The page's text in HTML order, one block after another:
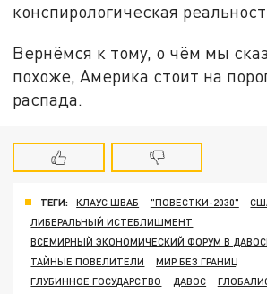
конспирологическая
Вернёмся к тому, о чём мы
похоже, Америка стоит на
распада.
ТЕГИ: КЛАУС ШВАБ "ПОВЕСТКИ-2030"
ЛИБЕРАЛЬНЫЙ ИСТЕБЛИШМЕНТ
ВСЕМИРНЫЙ ЭКОНОМИЧЕСКИЙ ФОРУМ В
ТАЙНЫЕ ПОВЕЛИТЕЛИ
МИР БЕЗ ГРАНИЦ
ГЛУБИННОЕ ГОСУДАРСТВО
ДАВОС